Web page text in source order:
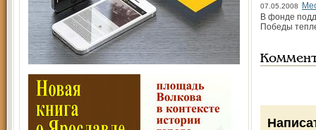
07.05.2008
В фонде
Победы